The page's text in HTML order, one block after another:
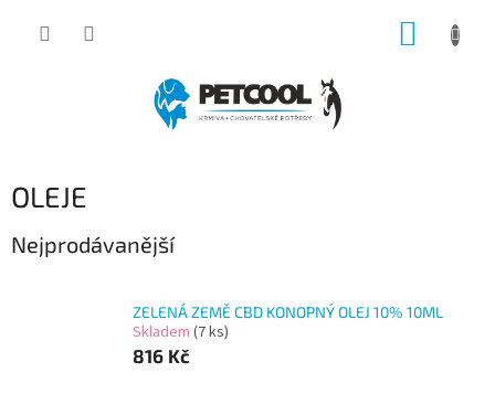
OLEJE
Nejprodávanější
ZELENÁ ZEMĚ CBD KONOPNÝ OLEJ 10% 10ML
Skladem (7 ks)
816 Kč